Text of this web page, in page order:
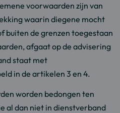
voorwaarden zijn van
waarin diegene mocht
buiten de grenzen toegestaan
afgaat op de advisering
staat met
in de artikelen 3 en 4.
worden bedongen ten
al dan niet in dienstverband